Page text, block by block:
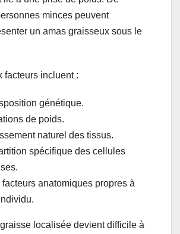
minces peuvent
un amas graisseux sous le
facteurs incluent :
génétique.
de poids.
naturel des tissus.
spécifique des cellules
anatomiques propres à
localisée devient difficile à